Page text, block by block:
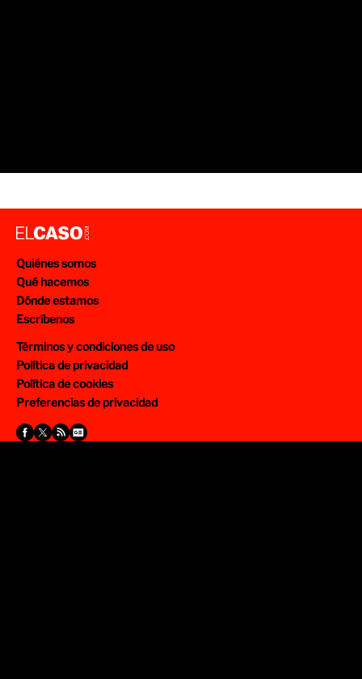
Quiénes somos
Qué hacemos
Dónde estamos
Escríbenos
Términos y condiciones de uso
Política de privacidad
Política de cookies
Preferencias de privacidad